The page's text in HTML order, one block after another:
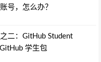
号，怎么办？
二：GitHub Student
学生包